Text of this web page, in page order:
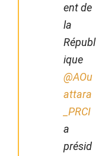
ent de
la
Républ
ique
@AOu
attara
_PRCI
a
présid